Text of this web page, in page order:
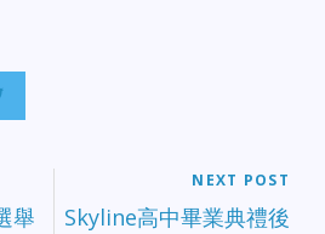
舉
NEXT POST
Skyline高中畢業典禮後